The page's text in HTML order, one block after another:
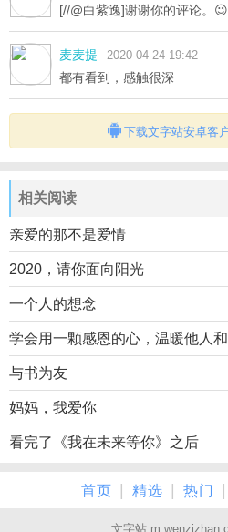
[//@白紫逸]谢谢你的评论。😉
麦麦提 2020-04-24 19:42
都有看到，感触很深
下载文字站安卓客
相关阅读
亲爱的那不是爱情
2020，请你面向阳光
一个人的想念
学会用一颗感恩的心，温暖他人
与书为友
妈妈，我爱你
看完了《我在未来等你》之后
首页 精选 热门
文字站